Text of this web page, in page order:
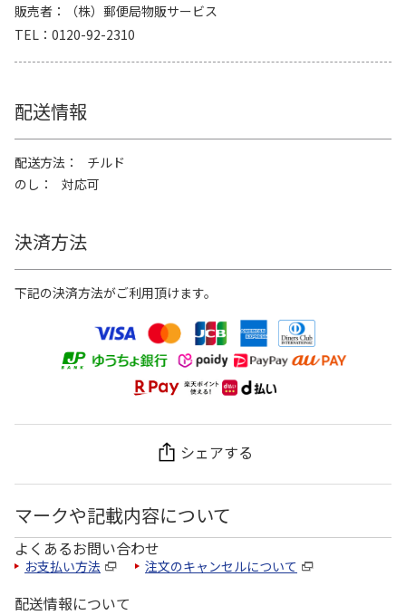
販売者
（株）郵便局物販サービス
TEL
0120-92-2310
配送情報
配送方法
チルド
のし
対応可
決済方法
下記の決済方法がご利用頂けます。
シェアする
マークや記載内容について
よくあるお問い合わせ
お支払い方法 注文のキャンセルについて
配送情報について